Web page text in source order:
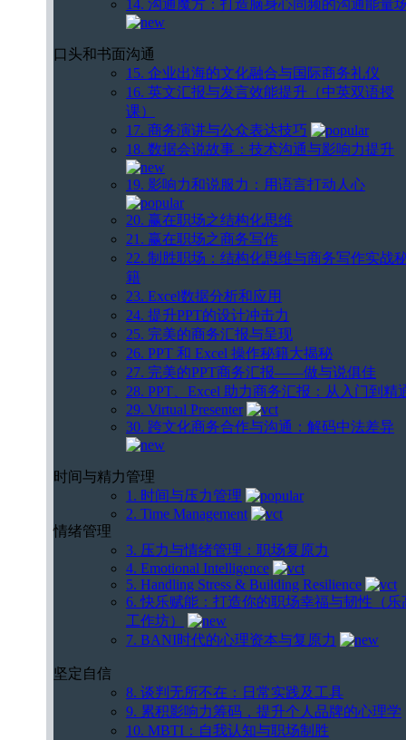
14. 沟通魔方：打造脑身心同频的沟通能量
口头和书面沟通
15. 企业出海的文化融合与国际商务礼仪
16. 英文汇报与发言效能提升（中英双语授
课）
17. 商务演讲与公众表达技巧
18. 数据会说故事：技术沟通与影响力提升
19. 影响力和说服力：用语言打动人心
20. 赢在职场之结构化思维
21. 赢在职场之商务写作
22. 制胜职场：结构化思维与商务写作实战
籍
23. Excel数据分析和应用
24. 提升PPT的设计冲击力
25. 完美的商务汇报与呈现
26. PPT 和 Excel 操作秘籍大揭秘
27. 完美的PPT商务汇报——做与说俱佳
28. PPT、Excel 助力商务汇报：从入门到精
29. Virtual Presenter
30. 跨文化商务合作与沟通：解码中法差异
时间与精力管理
1. 时间与压力管理
2. Time Management
情绪管理
3. 压力与情绪管理：职场复原力
4. Emotional Intelligence
5. Handling Stress & Building Resilience
6. 快乐赋能：打造你的职场幸福与韧性（乐
工作坊）
7. BANI时代的心理资本与复原力
坚定自信
8. 谈判无所不在：日常实践及工具
9. 累积影响力筹码，提升个人品牌的心理学
10. MBTI：自我认知与职场制胜